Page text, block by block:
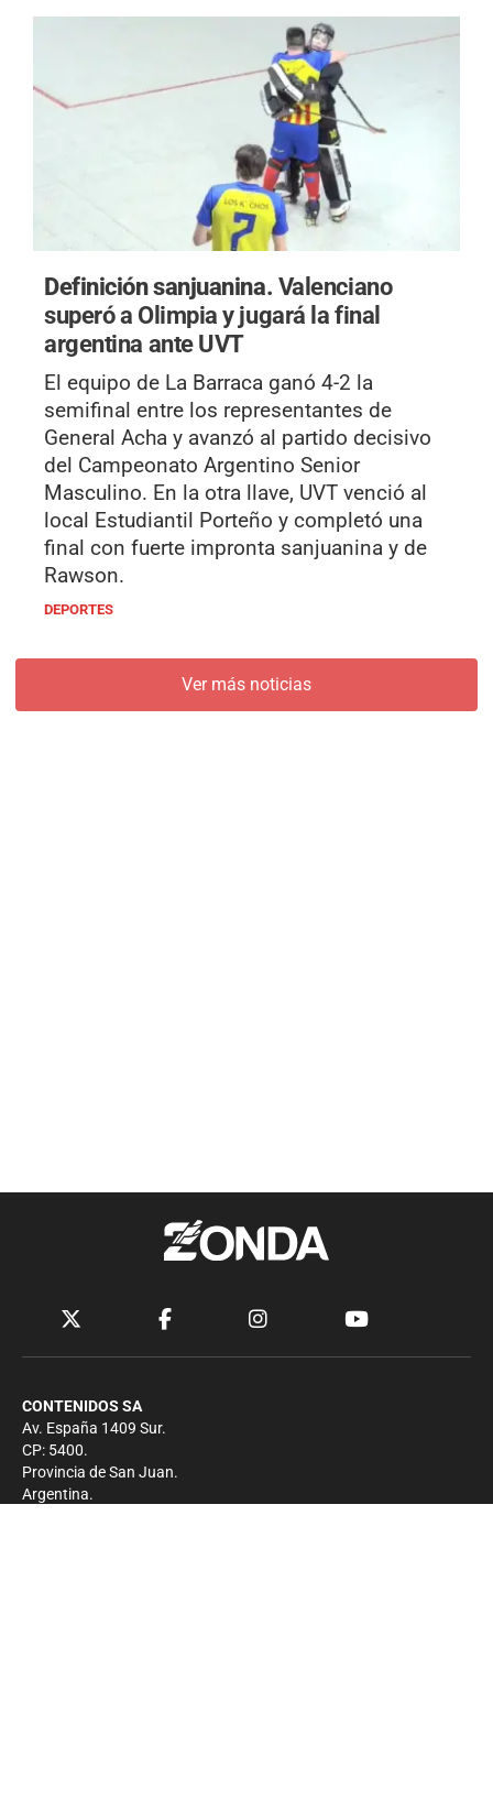
Definición sanjuanina. Valenciano
superó a Olimpia y jugará la final
argentina ante UVT
El equipo de La Barraca ganó 4-2 la
semifinal entre los representantes de
General Acha y avanzó al partido decisivo
del Campeonato Argentino Senior
Masculino. En la otra llave, UVT venció al
local Estudiantil Porteño y completó una
final con fuerte impronta sanjuanina y de
Rawson.
DEPORTES
Ver más noticias
CONTENIDOS SA
Av. España 1409 Sur.
CP: 5400.
Provincia de San Juan.
Argentina.